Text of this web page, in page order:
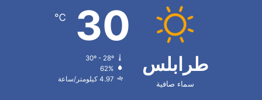
طرابلس
سماء صافية
30
℃
30º - 28º
62%
4.97 كيلومتر/ساعة